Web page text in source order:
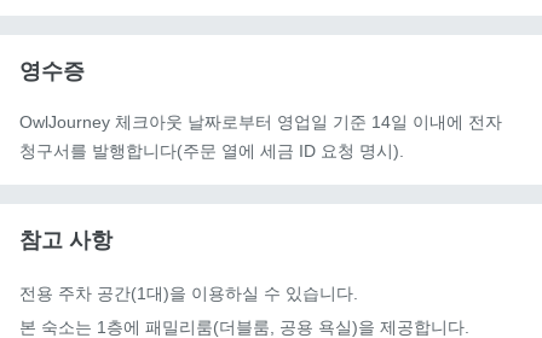
영수증
OwlJourney 체크아웃 날짜로부터 영업일 기준 14일 이내에 전자
청구서를 발행합니다(주문 열에 세금 ID 요청 명시).
참고 사항
전용 주차 공간(1대)을 이용하실 수 있습니다.
본 숙소는 1층에 패밀리룸(더블룸, 공용 욕실)을 제공합니다.